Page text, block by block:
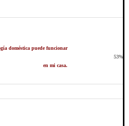
doméstica puede funcionar
en mi casa.
53%